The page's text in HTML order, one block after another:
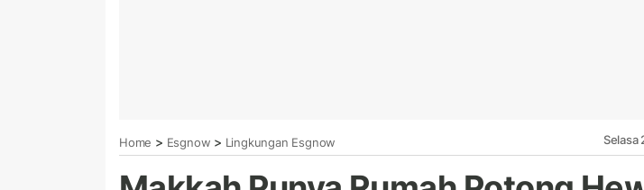
Home > Esgnow > Lingkungan Esgnow Selasa